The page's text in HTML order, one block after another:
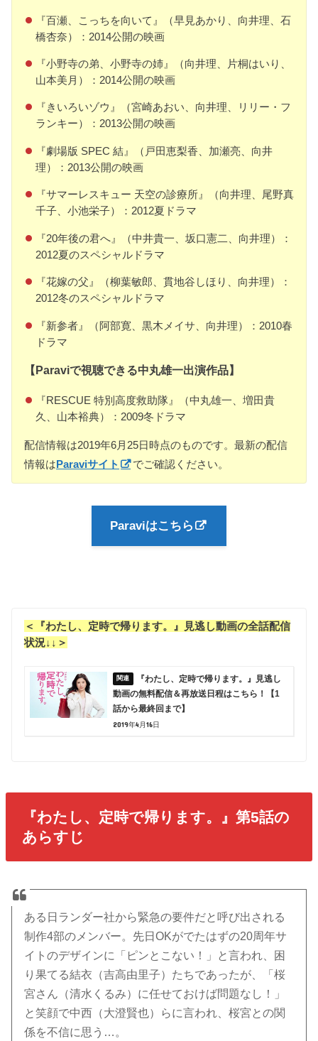
『百瀬、こっちを向いて』（早見あかり、向井理、石
橋杏奈）：2014公開の映画
『小野寺の弟、小野寺の姉』（向井理、片桐はいり、
山本美月）：2014公開の映画
『きいろいゾウ』（宮崎あおい、向井理、リリー・フ
ランキー）：2013公開の映画
『劇場版 SPEC 結』（戸田恵梨香、加瀬亮、向井
理）：2013公開の映画
『サマーレスキュー 天空の診療所』（向井理、尾野真
千子、小池栄子）：2012夏ドラマ
『20年後の君へ』（中井貴一、坂口憲二、向井理）：
2012夏のスペシャルドラマ
『花嫁の父』（柳葉敏郎、貫地谷しほり、向井理）：
2012冬のスペシャルドラマ
『新参者』（阿部寛、黒木メイサ、向井理）：2010春
ドラマ
【Paraviで視聴できる中丸雄一出演作品】
『RESCUE 特別高度救助隊』（中丸雄一、増田貴
久、山本裕典）：2009冬ドラマ
配信情報は2019年6月25日時点のものです。最新の配信
情報はParaviサイト でご確認ください。
Paraviはこちら
＜『わたし、定時で帰ります。』見逃し動画の全話配信
状況↓↓＞
『わたし、定時で帰ります。』見逃し
動画の無料配信＆再放送日程はこちら！【1
話から最終回まで】
2019年4月16日
『わたし、定時で帰ります。』第5話の
あらすじ
ある日ランダー社から緊急の要件だと呼び出される
制作4部のメンバー。先日OKがでたはずの20周年サ
イトのデザインに「ピンとこない！」と言われ、困
り果てる結衣（吉高由里子）たちであったが、「桜
宮さん（清水くるみ）に任せておけば問題なし！」
と笑顔で中西（大澄賢也）らに言われ、桜宮との関
係を不信に思う…。